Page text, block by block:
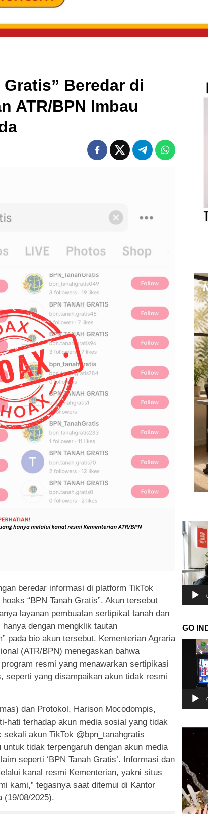
Gratis” Beredar di
ATR/BPN Imbau
beredar informasi di platform TikTok
“BPN Tanah Gratis”. Akun tersebut
layanan pembuatan sertipikat tanah dan
dengan mengklik tautan
pada bio akun tersebut. Kementerian Agraria
(ATR/BPN) menegaskan bahwa
resmi yang menawarkan sertipikasi
seperti yang disampaikan akun tidak resmi
dan Protokol, Harison Mocodompis,
hati terhadap akun media sosial yang tidak
akun TikTok @bpn_tanahgratis
tidak terpengaruh dengan akun media
seperti ‘BPN Tanah Gratis’. Informasi dan
kanal resmi Kementerian, yakni situs
kami,” tegasnya saat ditemui di Kantor
(19/08/2025).
Pemutar
Video
GO
Video
Pemutar